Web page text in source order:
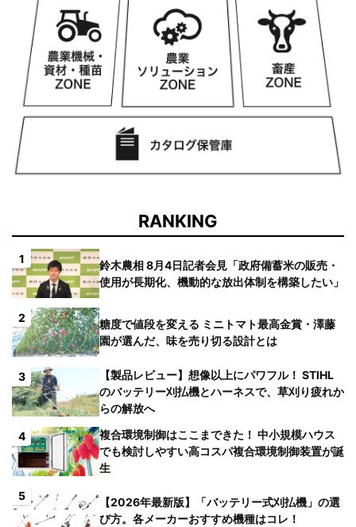
RANKING
1
鈴木農相 8月4日記者会見「政府備蓄米の販売・
使用が長期化、機動的な放出体制を構築したい」
2
糖度で値段を変える ミニトマト最高金賞・澤藤
園が選んだ、味を売り切る設計とは
3
【製品レビュー】想像以上にパワフル！ STIHL
のバッテリー刈払機とハーネスで、草刈り疲れか
らの解放へ
4
複合環境制御はここまできた！ 中小規模ハウス
でも検討しやすい高コスパ複合環境制御装置が誕
生
5
【2026年最新版】「バッテリー式刈払機」の選
び方。各メーカーおすすめ機種はコレ！